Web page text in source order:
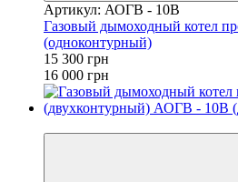
Артикул: АОГВ - 10В
Газовый дымоходный котел
(одноконтурный)
15 300 грн
16 000 грн